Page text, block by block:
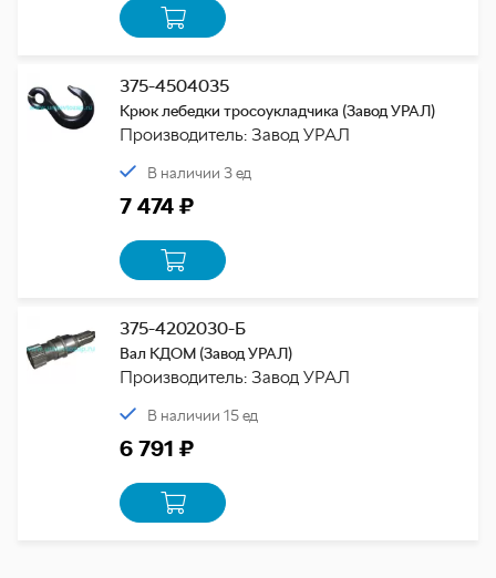
375-4504035
Крюк лебедки тросоукладчика (Завод УРАЛ)
Производитель: Завод УРАЛ
В наличии 3 ед
7 474 ₽
375-4202030-Б
Вал КДОМ (Завод УРАЛ)
Производитель: Завод УРАЛ
В наличии 15 ед
6 791 ₽